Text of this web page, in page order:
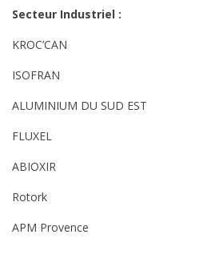
Secteur Industriel :
KROC’CAN
ISOFRAN
ALUMINIUM DU SUD EST
FLUXEL
ABIOXIR
Rotork
APM Provence